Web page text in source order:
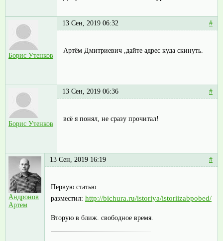
Борис Утенков
13 Сен, 2019 06:32 #
Артём Дмитриевич ,дайте адрес куда скинуть.
Борис Утенков
13 Сен, 2019 06:36 #
всё я понял, не сразу прочитал!
Андронов
Артем
13 Сен, 2019 16:19 #
Первую статью
разместил: http://bichura.ru/istoriya/istoriizabpobed/
Вторую в ближ. свободное время.